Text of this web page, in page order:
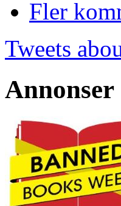
Fler
Tweets
Annonser